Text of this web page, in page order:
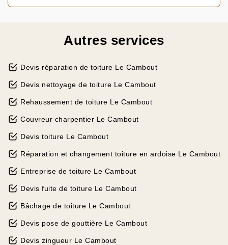
Autres services
Devis réparation de toiture Le Cambout
Devis nettoyage de toiture Le Cambout
Rehaussement de toiture Le Cambout
Couvreur charpentier Le Cambout
Devis toiture Le Cambout
Réparation et changement toiture en ardoise Le Cambout
Entreprise de toiture Le Cambout
Devis fuite de toiture Le Cambout
Bâchage de toiture Le Cambout
Devis pose de gouttière Le Cambout
Devis zingueur Le Cambout